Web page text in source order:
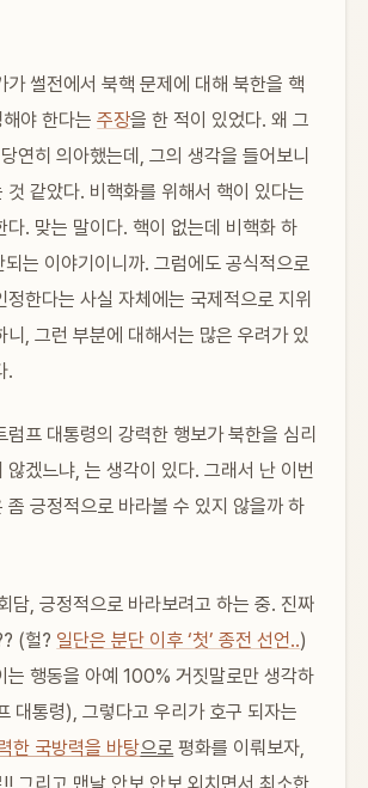
가 썰전에서 북핵 문제에 대해 북한을 핵
해야 한다는주장을 한 적이 있었다. 왜 그
연히 의아했는데, 그의 생각을 들어보니
것 같았다. 비핵화를 위해서 핵이 있다는
다. 맞는 말이다. 핵이 없는데 비핵화 하
는 이야기이니까. 그럼에도 공식적으로
정한다는 사실 자체에는 국제적으로 지위
니, 그런 부분에 대해서는 많은 우려가 있
.
럼프 대통령의 강력한 행보가 북한을 심리
않겠느냐, 는 생각이 있다. 그래서 난 이번
좀 긍정적으로 바라볼 수 있지 않을까 하
담, 긍정적으로 바라보려고 하는 중. 진짜
(헐? 일단은 분단 이후 ‘첫’ 종전 선언..)
는 행동을 아예 100% 거짓말로만 생각하
대통령), 그렇다고 우리가 호구 되자는
한 국방력을 바탕으로 평화를 이뤄보자,